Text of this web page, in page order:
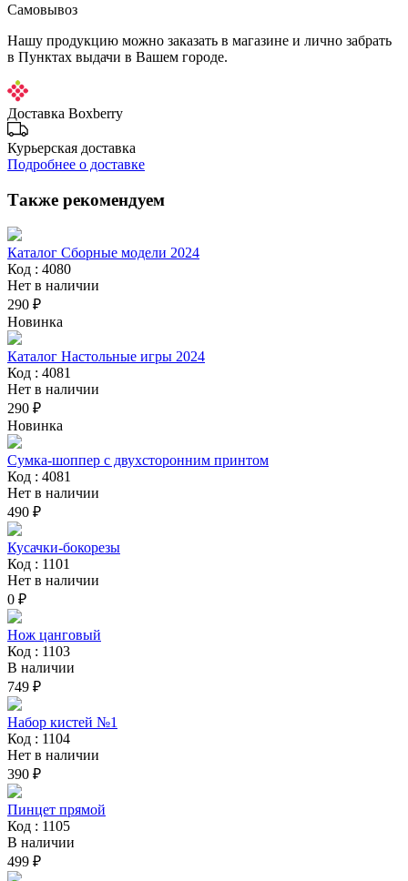
Самовывоз
Нашу продукцию можно заказать в магазине и лично забрать
в Пунктах выдачи в Вашем городе.
Доставка Boxberry
Курьерская доставка
Подробнее о доставке
Также рекомендуем
Каталог Сборные модели 2024
Код : 4080
Нет в наличии
290 ₽
Новинка
Каталог Настольные игры 2024
Код : 4081
Нет в наличии
290 ₽
Новинка
Сумка-шоппер с двухсторонним принтом
Код : 4081
Нет в наличии
490 ₽
Кусачки-бокорезы
Код : 1101
Нет в наличии
0 ₽
Нож цанговый
Код : 1103
В наличии
749 ₽
Набор кистей №1
Код : 1104
Нет в наличии
390 ₽
Пинцет прямой
Код : 1105
В наличии
499 ₽